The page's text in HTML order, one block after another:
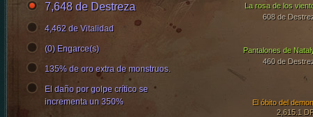
Pantalones de
460 de
El óbito del
2,615.1
La rosa de los
608 de
7,648 de Destreza
4,462 de Vitalidad
(0) Engarce(s)
135% de oro extra de monstruos.
El daño por golpe crítico se
incrementa un 350%